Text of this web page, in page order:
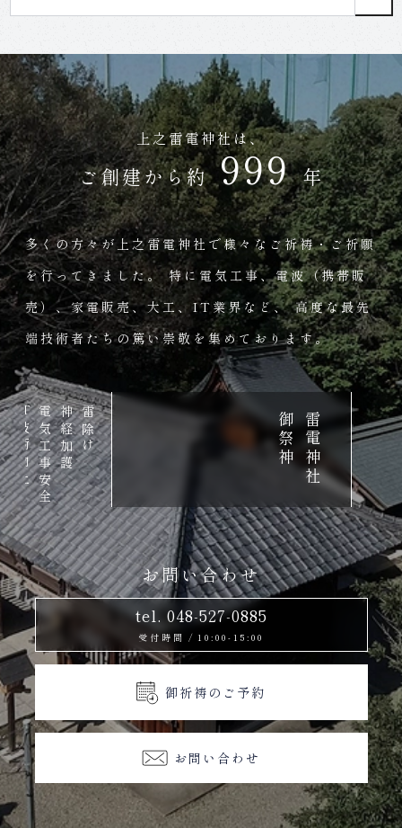
お問い合わせ
tel. 048-527-0885
受付時間 / 10:00-15:00
御祈祷のご予約
お問い合わせ
上之雷電神社は、
ご創建から約1000年
多くの方々が 上之雷電神社で様々なご祈祷・ご祈願
を行ってきました。特に電気工事、電波（携帯販
売）、家電販売、大工、IT業界など、高度な最先
端技術者たちの篤い崇敬を集めております。
雷
電
神
社
御
祭
神
雷除け
神経加護
電気工事安全
IT
技術向上
願